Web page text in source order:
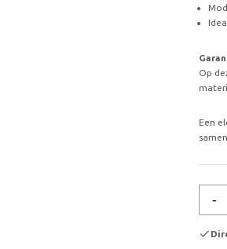
Op
Een
-